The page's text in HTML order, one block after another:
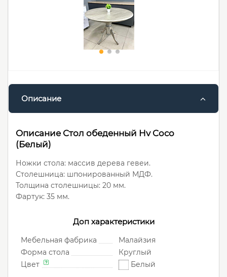
Описание
Описание Стол обеденный Hv Coco
(Белый)
Ножки стола: массив дерева гевеи.
Столешница: шпонированный МДФ.
Толщина столешницы: 20 мм.
Фартук: 35 мм.
Доп характеристики
Мебельная фабрика
Малайзия
Форма стола
Круглый
Цвет
Белый